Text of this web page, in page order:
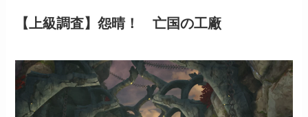
【上級調査】怨晴！ 亡国の工廠